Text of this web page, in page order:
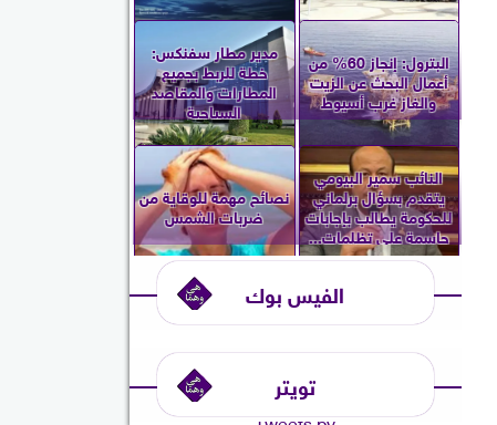
البترول: إنجاز 60% من
أعمال البحث عن الزيت
والغاز غرب أسيوط
مدير مطار سفنكس:
خطة للربط بجميع
المطارات والمقاصد
السياحية
النائب سمير البيومي
يتقدم بسؤال برلماني
للحكومة يطالب بإجابات
حاسمة على تظلمات...
نصائح مهمة للوقاية من
ضربات الشمس
الفيس بوك
تويتر